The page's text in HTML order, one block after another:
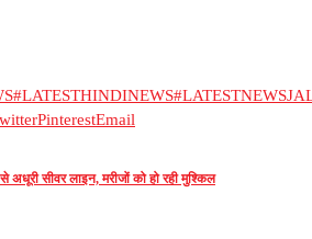
#LATESTHINDINEWS
PinterestEmail
सीवर लाइन, मरीजों को हो रही मुश्किल